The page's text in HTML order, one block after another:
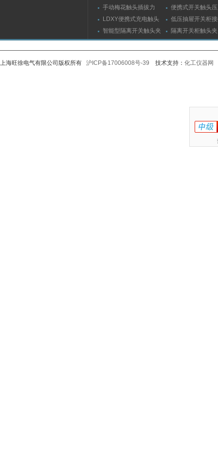
力测量仪套装
手动梅花触头插拔力
（推拉力）测量仪
便携式开关触头
（夹紧力）测量仪
LDXY便携式充电触头
（指）夹紧力测量仪
低压抽屉开关柜
触头（夹紧力）
智能型隔离开关触头夹
紧力测试仪
隔离开关柜触头
测试仪/精度传感
上海旺徐电气有限公司版权所有 沪ICP备17006008号-39 技术支持： 化工仪器网